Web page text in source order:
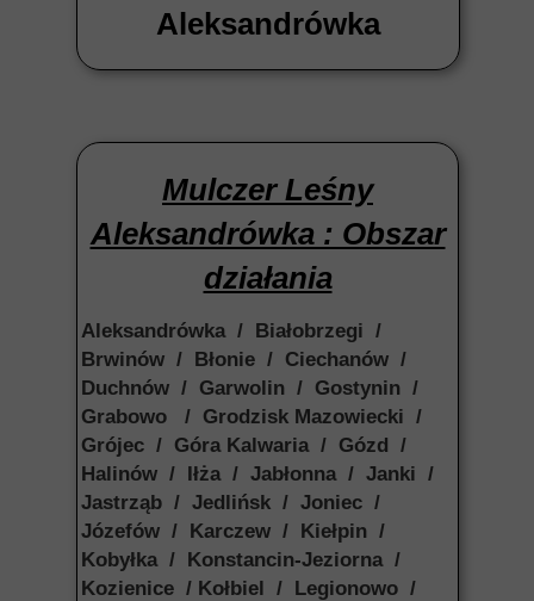
Aleksandrówka
Mulczer Leśny
Aleksandrówka : Obszar
działania
Aleksandrówka / Białobrzegi /
Brwinów / Błonie / Ciechanów /
Duchnów / Garwolin / Gostynin /
Grabowo / Grodzisk Mazowiecki /
Grójec / Góra Kalwaria / Gózd /
Halinów / Iłża / Jabłonna / Janki /
Jastrząb / Jedlińsk / Joniec /
Józefów / Karczew / Kiełpin /
Kobyłka / Konstancin-Jeziorna /
Kozienice / Kołbiel / Legionowo /